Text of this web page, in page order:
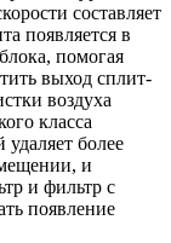
составляет
появляется в
помогая
выход сплит-
воздуха
класса
более
и
и фильтр с
появление